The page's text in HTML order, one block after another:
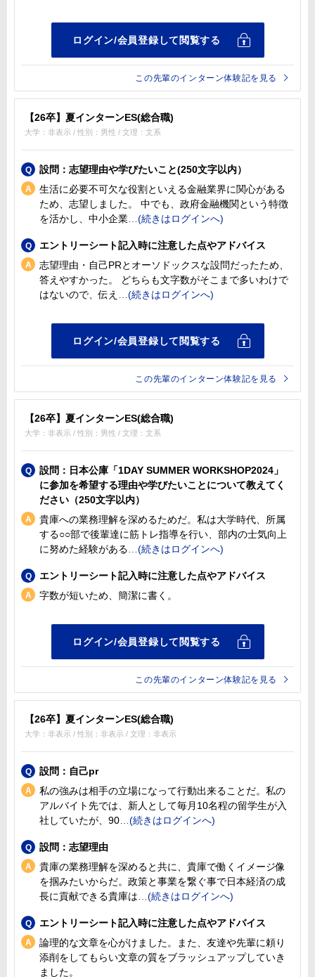
この先輩のインターン体験記を見る
【26卒】夏インターンES(総合職)
大学：非表示 / 性別：男性 / 文理：文系
設問：志望理由や学びたいこと(250文字以内）
生活に必要不可欠な役割といえる金融業界に関心がある
ため、志望しました。 中でも、政府金融機関という特徴
を活かし、中小企業
エントリーシート記入時に注意した点やアドバイス
志望理由・自己PRとオーソドックスな設問だったため、
答えやすかった。 どちらも文字数がそこまで多いわけで
はないので、伝え
この先輩のインターン体験記を見る
【26卒】夏インターンES(総合職)
大学：非表示 / 性別：男性 / 文理：文系
設問：日本公庫「1DAY SUMMER WORKSHOP2024」
に参加を希望する理由や学びたいことについて教えてく
ださい（250文字以内）
貴庫への業務理解を深めるためだ。私は大学時代、所属
する○○部で後輩達に筋トレ指導を行い、部内の士気向上
に努めた経験がある
エントリーシート記入時に注意した点やアドバイス
字数が短いため、簡潔に書く。
この先輩のインターン体験記を見る
【26卒】夏インターンES(総合職)
大学：非表示 / 性別：非表示 / 文理：非表示
設問：自己pr
私の強みは相手の立場になって行動出来ることだ。私の
アルバイト先では、新人として毎月10名程の留学生が入
社していたが、90
設問：志望理由
貴庫の業務理解を深めると共に、貴庫で働くイメージ像
を掴みたいからだ。政策と事業を繋ぐ事で日本経済の成
長に貢献できる貴庫は
エントリーシート記入時に注意した点やアドバイス
論理的な文章を心がけました。また、友達や先輩に頼り
添削をしてもらい文章の質をブラッシュアップしていき
ました。